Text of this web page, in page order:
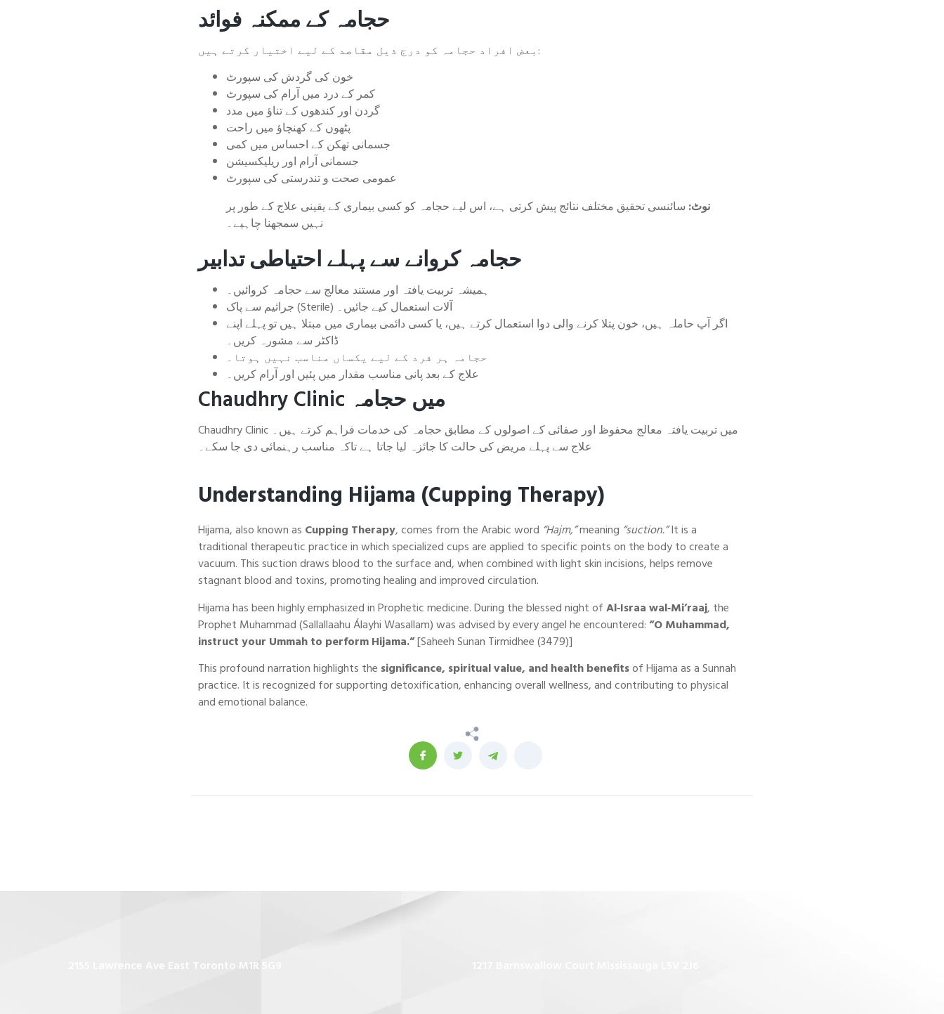
حجامہ کے ممکنہ فوائد
بعض افراد حجامہ کو درج ذیل مقاصد کے لیے اختیار کرتے ہیں:
خون کی گردش کی سپورٹ
کمر کے درد میں آرام کی سپورٹ
گردن اور کندھوں کے تناؤ میں مدد
پٹھوں کے کھنچاؤ میں راحت
جسمانی تھکن کے احساس میں کمی
جسمانی آرام اور ریلیکسیشن
عمومی صحت و تندرستی کی سپورٹ
نوٹ: سائنسی تحقیق مختلف نتائج پیش کرتی ہے، اس لیے حجامہ کو کسی بیماری کے یقینی علاج کے طور پر
نہیں سمجھنا چاہیے۔
حجامہ کروانے سے پہلے احتیاطی تدابیر
ہمیشہ تربیت یافتہ اور مستند معالج سے حجامہ کروائیں۔
جراثیم سے پاک (Sterile) آلات استعمال کیے جائیں۔
اگر آپ حاملہ ہیں، خون پتلا کرنے والی دوا استعمال کرتے ہیں، یا کسی دائمی بیماری میں مبتلا ہیں تو پہلے اپنے
ڈاکٹر سے مشورہ کریں۔
حجامہ ہر فرد کے لیے یکساں مناسب نہیں ہوتا۔
علاج کے بعد پانی مناسب مقدار میں پئیں اور آرام کریں۔
Chaudhry Clinic میں حجامہ
Chaudhry Clinic میں تربیت یافتہ معالج محفوظ اور صفائی کے اصولوں کے مطابق حجامہ کی خدمات فراہم کرتے ہیں۔
علاج سے پہلے مریض کی حالت کا جائزہ لیا جاتا ہے تاکہ مناسب رہنمائی دی جا سکے۔
Understanding Hijama (Cupping Therapy)
Hijama, also known as Cupping Therapy, comes from the Arabic word “Hajm,”meaning “suction.”It is a
traditional therapeutic practice in which specialized cups are applied to specific points on the body to create a
vacuum. This suction draws blood to the surface and, when combined with light skin incisions, helps remove
stagnant blood and toxins, promoting healing and improved circulation.
Hijama has been highly emphasized in Prophetic medicine. During the blessed night ofAl‑Israa wal‑Mi’raaj, the
Prophet Muhammad (Sallallaahu Álayhi Wasallam) was advised by every angel he encountered:“O Muhammad,
instruct your Ummah to perform Hijama.”[Saheeh Sunan Tirmidhee (3479)]
This profound narration highlights the significance, spiritual value, and health benefitsof Hijama as a Sunnah
practice. It is recognized for supporting detoxification, enhancing overall wellness, and contributing to physical
and emotional balance.
2155 Lawrence Ave East Toronto M1R 5G9